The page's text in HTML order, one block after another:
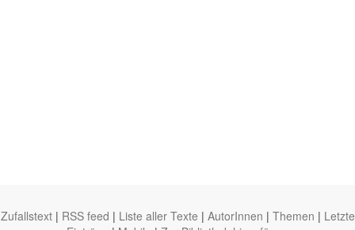
Zufallstext | RSS feed | Liste aller Texte | AutorInnen | Themen | Letzte